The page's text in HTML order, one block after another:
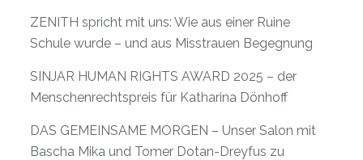
ZENITH spricht mit uns: Wie aus einer Ruine
Schule wurde – und aus Misstrauen Begegnung
SINJAR HUMAN RIGHTS AWARD 2025 – der
Menschenrechtspreis für Katharina Dönhoff
DAS GEMEINSAME MORGEN – Unser Salon mit
Bascha Mika und Tomer Dotan-Dreyfus zu